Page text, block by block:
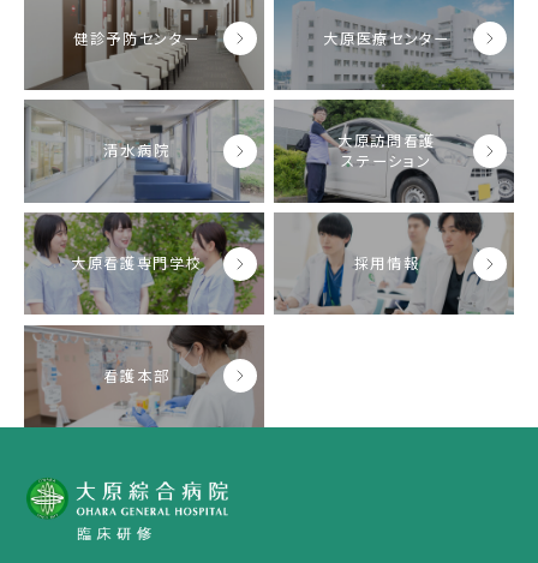
健診予防センター 大原医療センター
清水病院
大原訪問看護
ステーション
大原看護専門学校 採用情報
看護本部